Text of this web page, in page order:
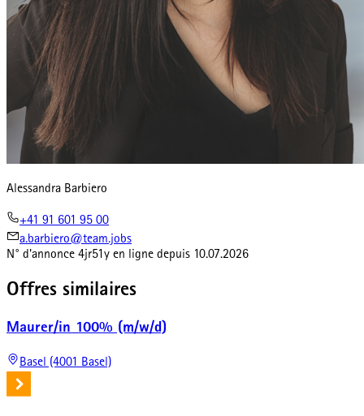
Alessandra Barbiero
+41 91 601 95 00
a.barbiero@team.jobs
N° d'annonce 4jr51y en ligne depuis 10.07.2026
Offres similaires
Maurer/in 100% (m/w/d)
Basel (4001 Basel)